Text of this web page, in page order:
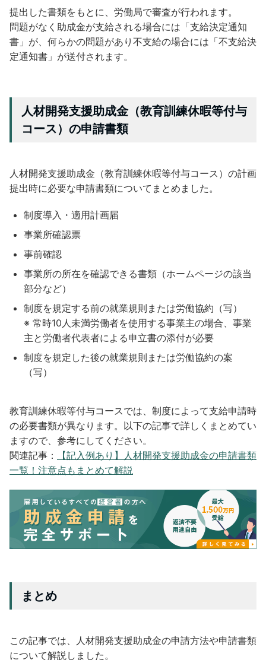
提出した書類をもとに、労働局で審査が行われます。
問題がなく助成金が支給される場合には「支給決定通知
書」が、何らかの問題があり不支給の場合には「不支給決
定通知書」が送付されます。
人材開発支援助成金（教育訓練休暇等付与
コース）の申請書類
人材開発支援助成金（教育訓練休暇等付与コース）の計画
提出時に必要な申請書類についてまとめました。
制度導入・適用計画届
事業所確認票
事前確認
事業所の所在を確認できる書類（ホームページの該当
部分など）
制度を規定する前の就業規則または労働協約（写）
※ 常時10人未満労働者を使用する事業主の場合、事業
主と労働者代表者による申立書の添付が必要
制度を規定した後の就業規則または労働協約の案
（写）
教育訓練休暇等付与コースでは、制度によって支給申請時
の必要書類が異なります。以下の記事で詳しくまとめてい
ますので、参考にしてください。
関連記事：
【記入例あり】人材開発支援助成金の申請書類
一覧！注意点もまとめて解説
まとめ
この記事では、人材開発支援助成金の申請方法や申請書類
について解説しました。